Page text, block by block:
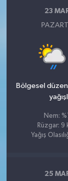
23
Bölgesel
Nem:
Rüzgar: 9
Yağış
25